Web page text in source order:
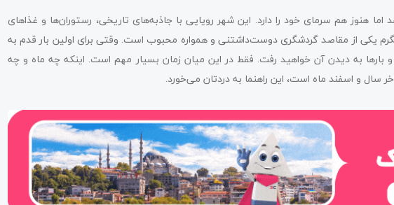
اما هنوز هم سرمای خود را دارد. این شهر رویایی با جاذبه‌های تاریخی، رستوران‌ها و غذاهای
یکی از مقاصد گردشگری دوست‌داشتنی و همواره محبوب است. وقتی برای اولین بار قدم به
بارها به دیدن آن خواهید رفت. فقط در این میان زمان بسیار مهم است. اینکه چه ماه و چه
سال و اسفند ماه است، این راهنما به دردتان می‌خورد.